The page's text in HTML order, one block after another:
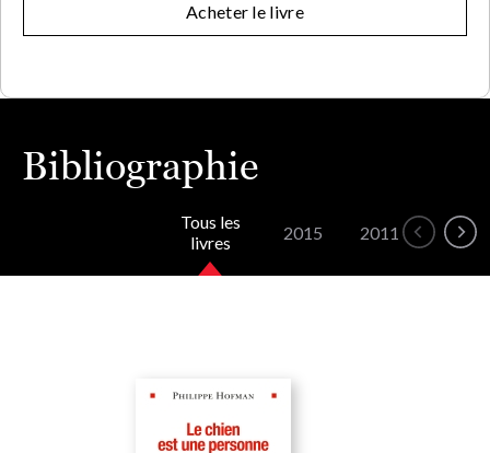
Acheter le livre
Bibliographie
Tous les
livres
2015 2011